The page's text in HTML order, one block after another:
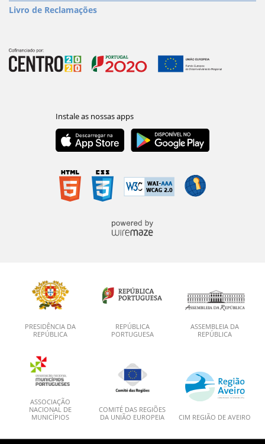
Livro de Reclamações
PRESIDÊNCIA DA
REPÚBLICA
REPÚBLICA
PORTUGUESA
ASSEMBLEIA DA
REPÚBLICA
ASSOCIAÇÃO
NACIONAL DE
MUNICÍPIOS
COMITÉ DAS REGIÕES
DA UNIÃO EUROPEIA
CIM REGIÃO DE AVEIRO